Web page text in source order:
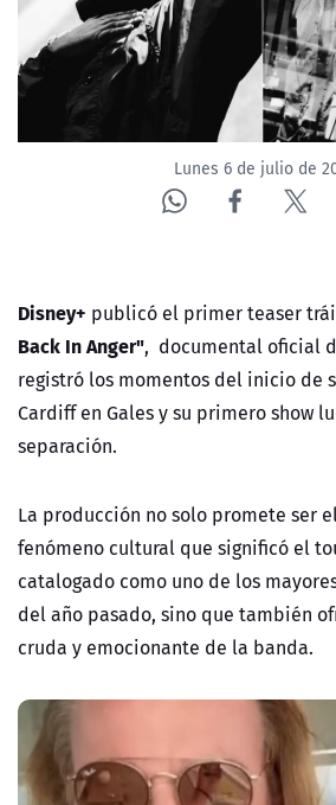
ACTUALIDAD Y TENDENCIAS
CORPORATIVO Y TRANSPARENCIA
CANAL DE DENUNCIAS
ÁREA DE PROYECTOS
Lunes 6 de julio de
Disney+ publicó el primer teaser
Back In Anger", documental oficial
registró los momentos del inicio de
Cardiff en Gales y su primero show
separación.
La producción no solo promete ser
fenómeno cultural que significó el
catalogado como uno de los
del año pasado, sino que también
cruda y emocionante de la banda.